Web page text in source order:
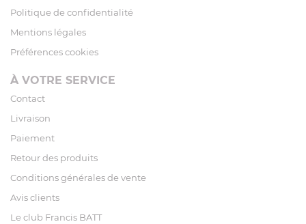
Politique de confidentialité
Mentions légales
Préférences cookies
À VOTRE SERVICE
Contact
Livraison
Paiement
Retour des produits
Conditions générales de vente
Avis clients
Le club Francis BATT